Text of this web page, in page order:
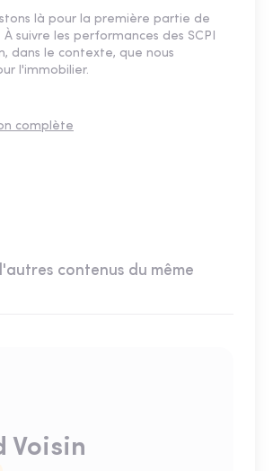
là pour la première partie de
suivre les performances des SCPI
dans le contexte, que nous
l'immobilier.
complète
contenus du même
Voisin